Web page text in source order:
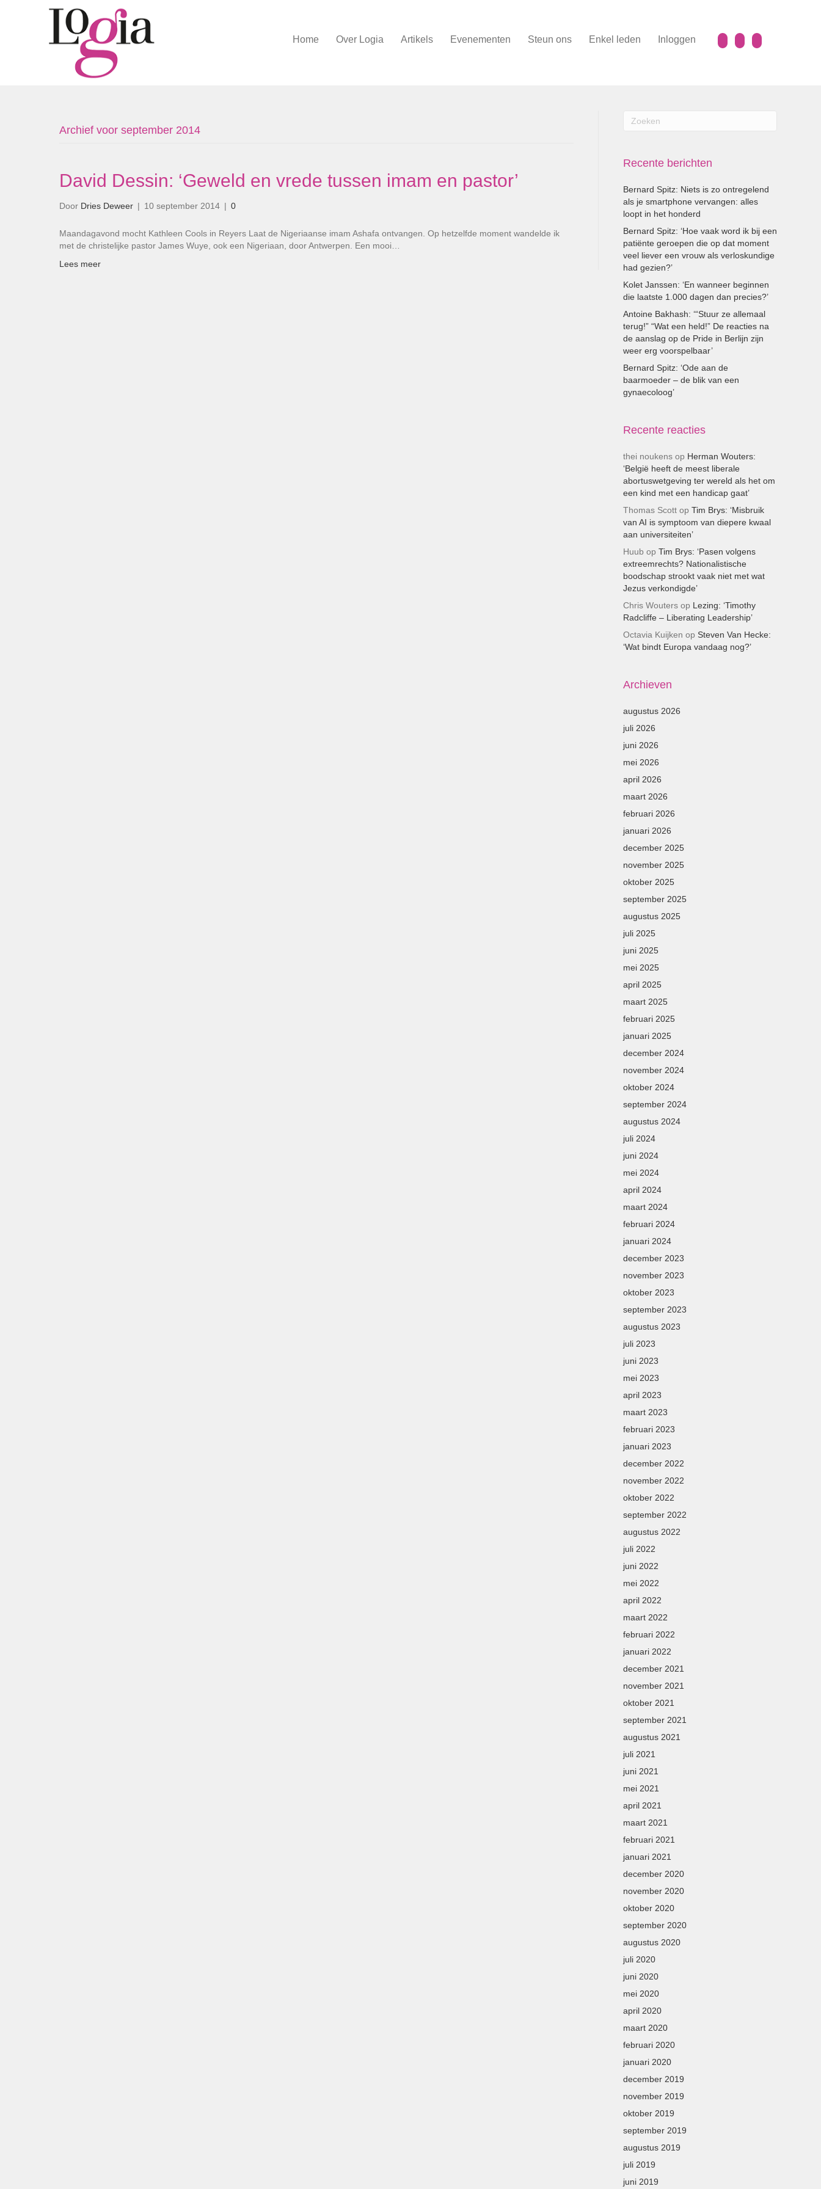
Home Over Logia Artikels Evenementen Steun ons Enkel leden Inloggen
Archief voor september 2014
David Dessin: ‘Geweld en vrede tussen imam en pastor’
Door Dries Deweer | 10 september 2014 | 0
Maandagavond mocht Kathleen Cools in Reyers Laat de Nigeriaanse imam Ashafa ontvangen. Op hetzelfde moment wandelde ik
met de christelijke pastor James Wuye, ook een Nigeriaan, door Antwerpen. Een mooi…
Lees meer
Recente berichten
Bernard Spitz: Niets is zo ontregelend
als je smartphone vervangen: alles
loopt in het honderd
Bernard Spitz: ‘Hoe vaak word ik bij een
patiënte geroepen die op dat moment
veel liever een vrouw als verloskundige
had gezien?’
Kolet Janssen: ‘En wanneer beginnen
die laatste 1.000 dagen dan precies?’
Antoine Bakhash: ‘“Stuur ze allemaal
terug!” “Wat een held!” De reacties na
de aanslag op de Pride in Berlijn zijn
weer erg voorspelbaar’
Bernard Spitz: ‘Ode aan de
baarmoeder – de blik van een
gynaecoloog’
Recente reacties
thei noukensop Herman Wouters:
‘België heeft de meest liberale
abortuswetgeving ter wereld als het om
een kind met een handicap gaat’
Thomas Scottop Tim Brys: ‘Misbruik
van AI is symptoom van diepere kwaal
aan universiteiten’
Huub op Tim Brys: ‘Pasen volgens
extreemrechts? Nationalistische
boodschap strookt vaak niet met wat
Jezus verkondigde’
Chris Woutersop Lezing: ‘Timothy
Radcliffe – Liberating Leadership’
Octavia Kuijken op Steven Van Hecke:
‘Wat bindt Europa vandaag nog?’
Archieven
augustus 2026
juli 2026
juni 2026
mei 2026
april 2026
maart 2026
februari 2026
januari 2026
december 2025
november 2025
oktober 2025
september 2025
augustus 2025
juli 2025
juni 2025
mei 2025
april 2025
maart 2025
februari 2025
januari 2025
december 2024
november 2024
oktober 2024
september 2024
augustus 2024
juli 2024
juni 2024
mei 2024
april 2024
maart 2024
februari 2024
januari 2024
december 2023
november 2023
oktober 2023
september 2023
augustus 2023
juli 2023
juni 2023
mei 2023
april 2023
maart 2023
februari 2023
januari 2023
december 2022
november 2022
oktober 2022
september 2022
augustus 2022
juli 2022
juni 2022
mei 2022
april 2022
maart 2022
februari 2022
januari 2022
december 2021
november 2021
oktober 2021
september 2021
augustus 2021
juli 2021
juni 2021
mei 2021
april 2021
maart 2021
februari 2021
januari 2021
december 2020
november 2020
oktober 2020
september 2020
augustus 2020
juli 2020
juni 2020
mei 2020
april 2020
maart 2020
februari 2020
januari 2020
december 2019
november 2019
oktober 2019
september 2019
augustus 2019
juli 2019
juni 2019